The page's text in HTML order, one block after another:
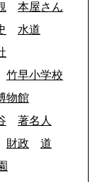
本屋さん
水道
竹早小学校
物館
著名人
財政
道